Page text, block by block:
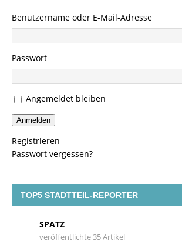
Benutzername oder E-Mail-Adresse
Passwort
Angemeldet bleiben
Anmelden
Registrieren
Passwort vergessen?
TOP5 STADTTEIL-REPORTER
SPATZ
veröffentlichte 35 Artikel